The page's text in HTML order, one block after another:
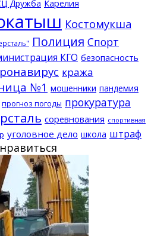
Дружба Карелия
Костомукша
Полиция Спорт
КГО безопасность
кража
№1 мошенники пандемия
прогноз погоды прокуратура
соревнования спортивная
уголовное дело школа штраф